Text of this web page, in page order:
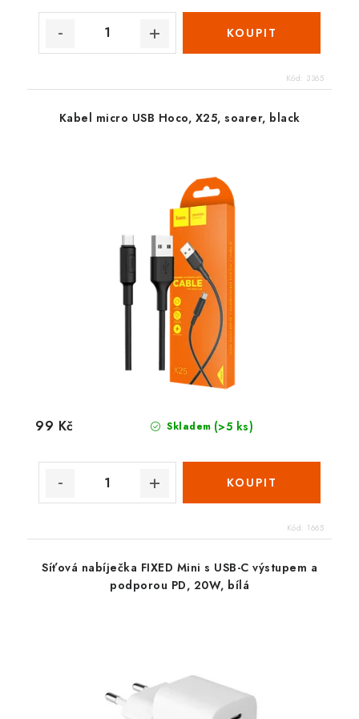
Kód: 3365
Kabel micro USB Hoco, X25, soarer, black
Skladem (>5 ks)
99 Kč
Kód: 1665
Síťová nabíječka FIXED Mini s USB-C výstupem a
podporou PD, 20W, bílá